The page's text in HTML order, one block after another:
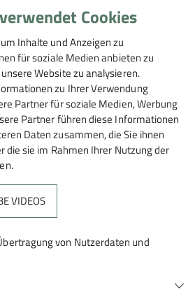
und Bewusstsein
soziale Gerechtigkeit und
Cookies
Inhalte und Anzeigen zu
für soziale Medien anbieten zu
Website zu analysieren.
zu Ihrer Verwendung
Partner für soziale Medien, Werbung
Partner führen diese Informationen
Daten zusammen, die Sie ihnen
die sie im Rahmen Ihrer Nutzung der
VIDEOS
von Nutzerdaten und